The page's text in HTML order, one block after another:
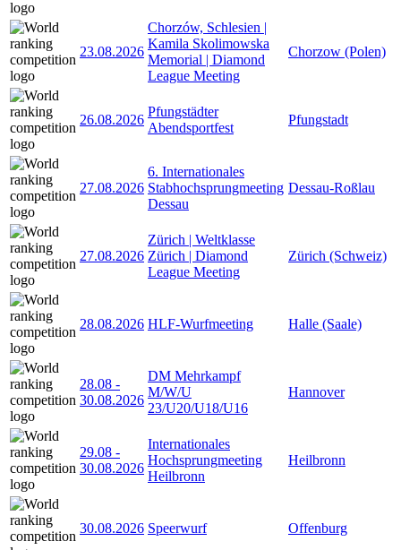
23.08.2026
Chorzów, Schlesien |
Kamila Skolimowska
Memorial | Diamond
League Meeting
Chorzow (Polen)
26.08.2026
Pfungstädter
Abendsportfest
Pfungstadt
27.08.2026
6. Internationales
Stabhochsprungmeeting
Dessau
Dessau-Roßlau
27.08.2026
Zürich | Weltklasse
Zürich | Diamond
League Meeting
Zürich (Schweiz)
28.08.2026 HLF-Wurfmeeting Halle (Saale)
28.08 -
30.08.2026
DM Mehrkampf
M/W/U
23/U20/U18/U16
Hannover
29.08 -
30.08.2026
Internationales
Hochsprungmeeting
Heilbronn
Heilbronn
30.08.2026 Speerwurf Offenburg